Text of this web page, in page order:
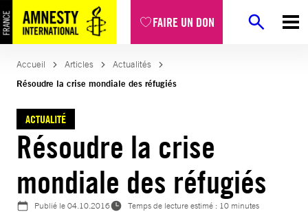
FAIRE UN DON
Aller
au
contenu
Accueil Articles
Actualités
Résoudre la crise mondiale des réfugiés
ACTUALITÉ
Résoudre la crise
mondiale des réfugiés
Publié le04.10.2016
Temps de lecture estimé : 10 minutes